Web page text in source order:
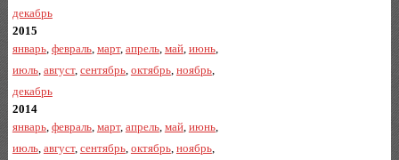
декабрь
2015
январь, февраль, март, апрель, май, июнь,
июль, август, сентябрь, октябрь, ноябрь,
декабрь
2014
январь, февраль, март, апрель, май, июнь,
июль, август, сентябрь, октябрь, ноябрь,